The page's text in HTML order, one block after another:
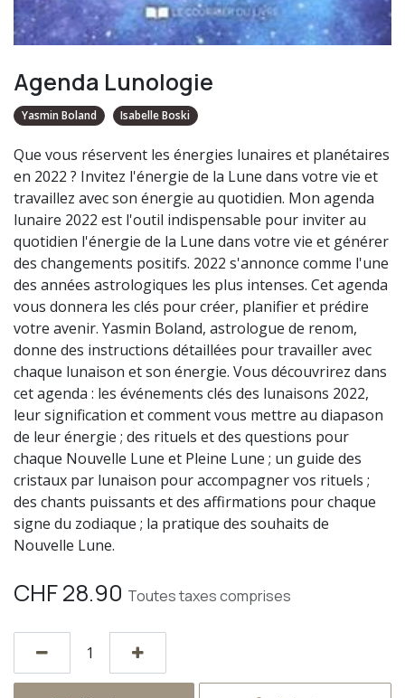
Agenda Lunologie
Yasmin Boland Isabelle Boski
Que vous réservent les énergies lunaires et planétaires
en 2022 ? Invitez l'énergie de la Lune dans votre vie et
travaillez avec son énergie au quotidien. Mon agenda
lunaire 2022 est l'outil indispensable pour inviter au
quotidien l'énergie de la Lune dans votre vie et générer
des changements positifs. 2022 s'annonce comme l'une
des années astrologiques les plus intenses. Cet agenda
vous donnera les clés pour créer, planifier et prédire
votre avenir. Yasmin Boland, astrologue de renom,
donne des instructions détaillées pour travailler avec
chaque lunaison et son énergie. Vous découvrirez dans
cet agenda : les événements clés des lunaisons 2022,
leur signification et comment vous mettre au diapason
de leur énergie ; des rituels et des questions pour
chaque Nouvelle Lune et Pleine Lune ; un guide des
cristaux par lunaison pour accompagner vos rituels ;
des chants puissants et des affirmations pour chaque
signe du zodiaque ; la pratique des souhaits de
Nouvelle Lune.
CHF28.90 Toutes taxes comprises